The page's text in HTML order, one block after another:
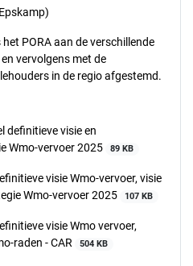
PORA aan de verschillende
vervolgens met de
in de regio afgestemd.
definitieve visie en
Wmo-vervoer 2025
89 KB
visie Wmo-vervoer, visie
Wmo-vervoer 2025
107 KB
visie Wmo vervoer,
raden - CAR
504 KB